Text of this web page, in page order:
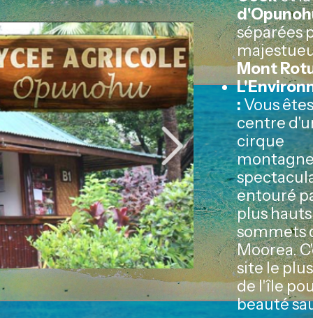
séparées
Mont
: Vous
centre
cirque
entouré
plus hauts
sommets
Moorea.
site le
de l'île
beauté